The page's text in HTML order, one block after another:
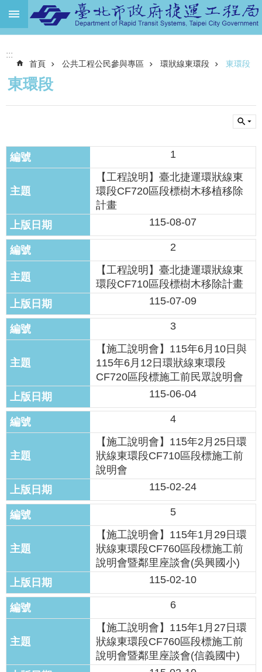
跳到主要內容區塊
階
搜
尋
捷
路
土
地
開
發
民
服
務
文
懷
廉
政
平
影
視
界
站
覽
回
首
:::
首頁 公共工程公民參與專區 環狀線東環段 東環段
東環段
1
【工程說明】臺北捷運環狀線東
環段CF720區段標樹木移植移除
計畫
115-08-07
2
【工程說明】臺北捷運環狀線東
環段CF710區段標樹木移除計畫
115-07-09
3
【施工說明會】115年6月10日與
115年6月12日環狀線東環段
CF720區段標施工前民眾說明會
115-06-04
4
【施工說明會】115年2月25日環
狀線東環段CF710區段標施工前
說明會
115-02-24
5
【施工說明會】115年1月29日環
狀線東環段CF760區段標施工前
說明會暨鄰里座談會(吳興國小)
115-02-10
6
【施工說明會】115年1月27日環
狀線東環段CF760區段標施工前
說明會暨鄰里座談會(信義國中)